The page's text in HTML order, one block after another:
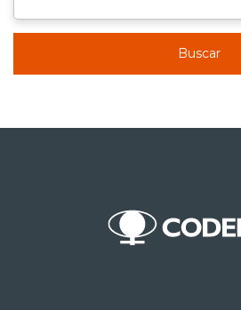
Buscar